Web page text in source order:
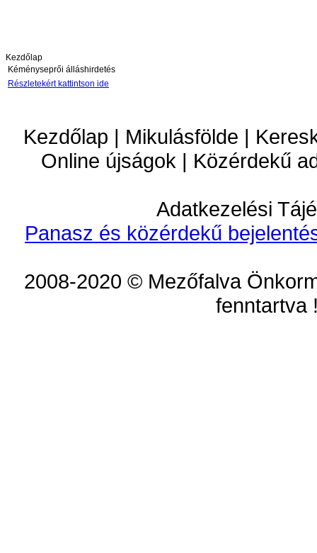
Kezdőlap
Kéményseprői álláshirdetés
Részletekért kattintson ide
Kezdőlap | Mikulásfölde |
Online újságok | Közérdekű
Adatkezelési
Panasz és közérdekű
2008-2020 © Mezőfalva
fenntartva